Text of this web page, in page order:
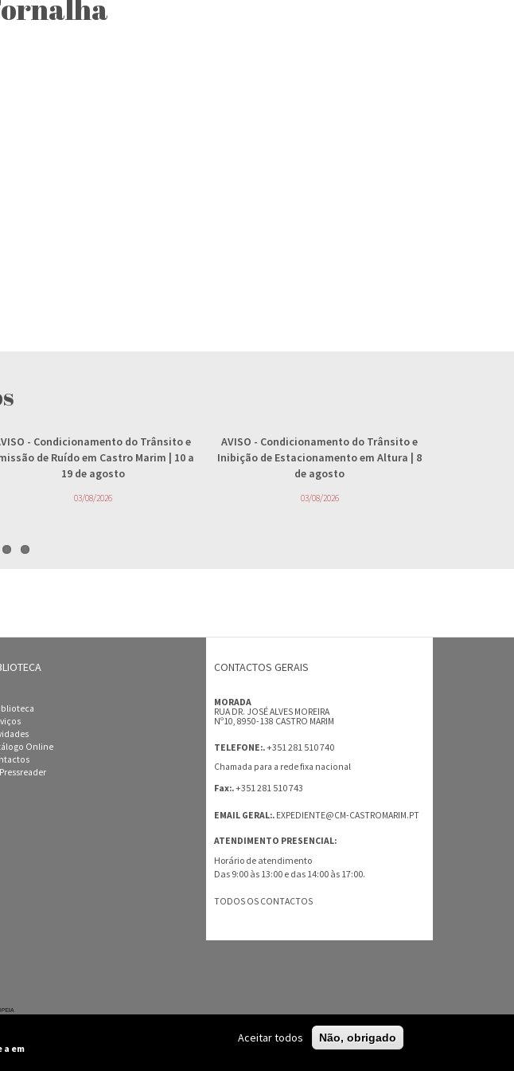
- Condicionamento do Trânsito e
de Ruído em Castro Marim | 10 a
19 de agosto
03/08/2026
AVISO - Condicionamento do Trânsito e
Inibição de Estacionamento em Altura | 8
de agosto
03/08/2026
Online
Pressreader
CONTACTOS GERAIS
MORADA
RUA DR. JOSÉ ALVES MOREIRA
Nº10, 8950-138 CASTRO MARIM
TELEFONE:.+351 281 510 740
Chamada para a rede fixa nacional
Fax:.+351 281 510 743
EMAIL GERAL:. EXPEDIENTE@CM-CASTROMARIM.PT
ATENDIMENTO PRESENCIAL:
Horário de atendimento
Das 9:00 às 13:00 e das 14:00 às 17:00.
TODOS OS CONTACTOS
a em
Aceitar todos Não, obrigado